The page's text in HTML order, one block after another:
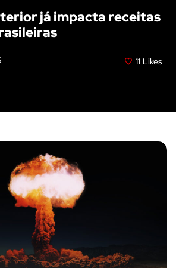
já impacta receitas
11 Likes